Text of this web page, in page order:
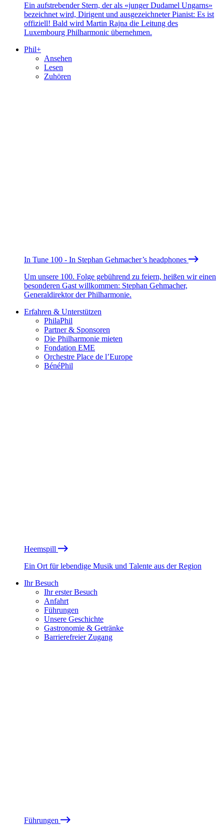
Ein aufstrebender Stern, der als «junger Dudamel Ungarns»
bezeichnet wird, Dirigent und ausgezeichneter Pianist: Es ist
offiziell! Bald wird Martin Rajna die Leitung des
Luxembourg Philharmonic übernehmen.
Phil+
Ansehen
Lesen
Zuhören
In Tune 100 - In Stephan Gehmacher’s headphones
Um unsere 100. Folge gebührend zu feiern, heißen wir einen
besonderen Gast willkommen: Stephan Gehmacher,
Generaldirektor der Philharmonie.
Erfahren & Unterstützen
PhilaPhil
Partner & Sponsoren
Die Philharmonie mieten
Fondation EME
Orchestre Place de l’Europe
BénéPhil
Heemspill
Ein Ort für lebendige Musik und Talente aus der Region
Ihr Besuch
Ihr erster Besuch
Anfahrt
Führungen
Unsere Geschichte
Gastronomie & Getränke
Barrierefreier Zugang
Führungen